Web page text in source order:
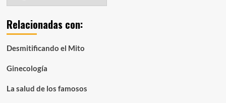
mes:
Relacionadas con:
Desmitificando el Mito
Ginecología
La salud de los famosos